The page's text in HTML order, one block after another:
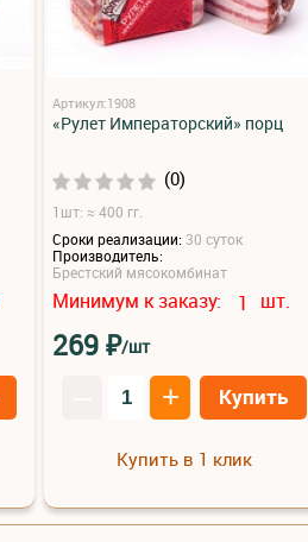
Артикул:1908
«Рулет Императорский» порц
(0)
1шт: ≈ 400 гг.
Сроки реализации: 30 суток
Производитель:
Брестский мясокомбинат
Минимум к заказу: 1 шт.
269₽/шт
+ Купить
Купить в 1 клик